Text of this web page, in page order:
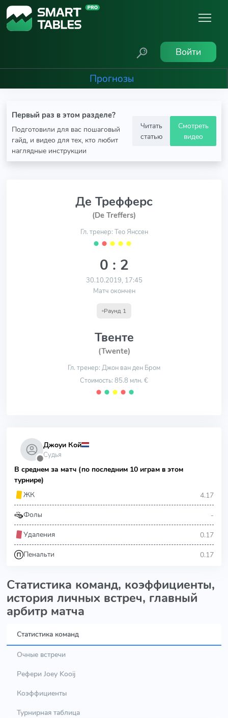
Войти
Прогнозы
Первый раз в этом разделе?
Подготовили для вас пошаговый
гайд, и видео для тех, кто любит
наглядные инструкции
Читать
статью
Смотреть
видео
Де Трефферс
(De Treffers)
Гл. тренер: Тео Янссен
⬤ ⬤ ⬤ ⬤ ⬤
0 : 2
30.10.2019, 17:45
Матч окончен
Раунд 1
Твенте
(Twente)
Гл. тренер: Джон ван ден Бром
Стоимость: 85.8 млн. €
⬤ ⬤ ⬤ ⬤ ⬤
⬤
Джоуи Кой
Судья
В среднем за матч (по последним 10 играм в этом
турнире)
ЖК
4.17
Фолы -
Удаления 0.17
Пенальти 0.17
Статистика команд, коэффициенты,
история личных встреч, главный
арбитр матча
Статистика команд
Очные встречи
Рефери Joey Kooij
Коэффициенты
Турнирная таблица